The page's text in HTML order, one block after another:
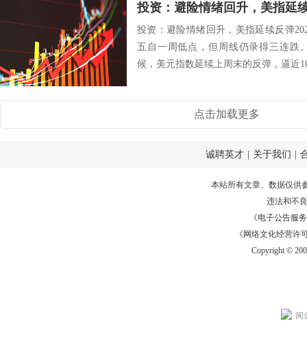
投资：避险情绪回升，美指延
投资：避险情绪回升，美指延续反弹
五自一周低点，但周线仍录得三连跌
候，美元指数延续上周末的反弹，逼近
点击加载更多
诚聘英才 关于我们
本站所有文章、数据仅供
违法和不
《电子公告服务
《网络文化经营许
Copyright ©
闽